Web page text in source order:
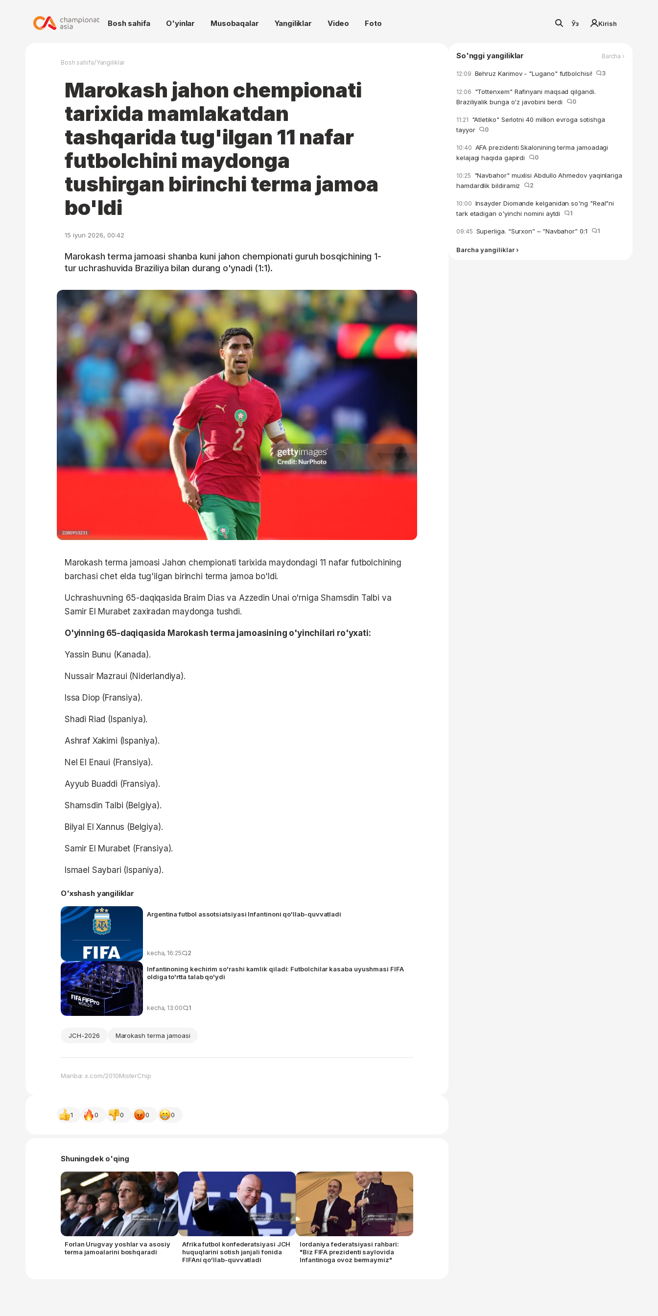
Bosh sahifa O'yinlar Musobaqalar Yangiliklar Video Foto Ўз Kirish
Bosh sahifa/Yangiliklar
Marokash jahon chempionati
tarixida mamlakatdan
tashqarida tug'ilgan 11 nafar
futbolchini maydonga
tushirgan birinchi terma jamoa
bo'ldi
15 iyun 2026, 00:42
Marokash terma jamoasi shanba kuni jahon chempionati guruh bosqichining 1-
tur uchrashuvida Braziliya bilan durang o'ynadi (1:1).
Marokash terma jamoasi Jahon chempionati tarixida maydondagi 11 nafar futbolchining
barchasi chet elda tug'ilgan birinchi terma jamoa bo'ldi.
Uchrashuvning 65-daqiqasida Braim Dias va Azzedin Unai o'rniga Shamsdin Talbi va
Samir El Murabet zaxiradan maydonga tushdi.
O'yinning 65-daqiqasida Marokash terma jamoasining o'yinchilari ro'yxati:
Yassin Bunu (Kanada).
Nussair Mazraui (Niderlandiya).
Issa Diop (Fransiya).
Shadi Riad (Ispaniya).
Ashraf Xakimi (Ispaniya).
Nel El Enaui (Fransiya).
Ayyub Buaddi (Fransiya).
Shamsdin Talbi (Belgiya).
Bilyal El Xannus (Belgiya).
Samir El Murabet (Fransiya).
Ismael Saybari (Ispaniya).
O'xshash yangiliklar
Argentina futbol assotsiatsiyasi Infantinoni qo'llab-quvvatladi
kecha, 16:25 2
Infantinoning kechirim so'rashi kamlik qiladi: Futbolchilar kasaba uyushmasi FIFA
oldiga to'rtta talab qo'ydi
kecha, 13:00 1
JCH-2026 Marokash terma jamoasi
Manba: x.com/2010MisterChip
1 0 0 0 0
Shuningdek o'qing
Forlan Urugvay yoshlar va asosiy
terma jamoalarini boshqaradi
Afrika futbol konfederatsiyasi JCH
huquqlarini sotish janjali fonida
FIFAni qo'llab-quvvatladi
Iordaniya federatsiyasi rahbari:
"Biz FIFA prezidenti saylovida
Infantinoga ovoz bermaymiz"
So'nggi yangiliklar Barcha ›
12:09 Behruz Karimov - "Lugano" futbolchisi! 3
12:06 "Tottenxem" Rafinyani maqsad qilgandi.
Braziliyalik bunga o'z javobini berdi
0
11:21 "Atletiko" Serlotni 40 million evroga sotishga
tayyor
0
10:40 AFA prezidenti Skalonining terma jamoadagi
kelajagi haqida gapirdi
0
10:25 "Navbahor" muxlisi Abdullo Ahmedov yaqinlariga
hamdardlik bildiramiz
2
10:00 Insayder Diomande kelganidan so'ng "Real"ni
tark etadigan o'yinchi nomini aytdi
1
09:45 Superliga. “Surxon” – “Navbahor” 0:1 1
Barcha yangiliklar ›